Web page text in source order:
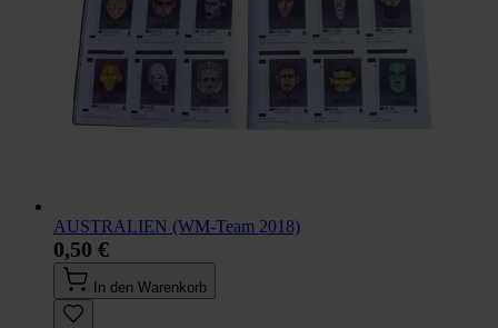
AUSTRALIEN (WM-Team 2018)
0,50 €
In den Warenkorb